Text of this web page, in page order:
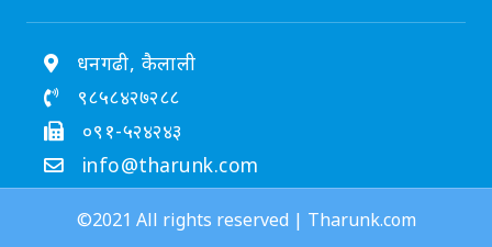
धनगढी, कैलाली
९८५८४२७२८८
०९१-५२४२४३
info@tharunk.com
©2021 All rights reserved | Tharunk.com